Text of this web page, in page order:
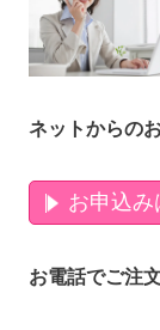
ネットからの
お申込
お電話でご注